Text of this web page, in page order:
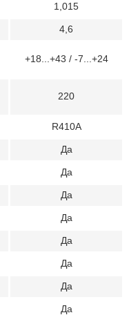
1,015
4,6
+18...+43 / -7...+24
220
R410A
Да
Да
Да
Да
Да
Да
Да
Да